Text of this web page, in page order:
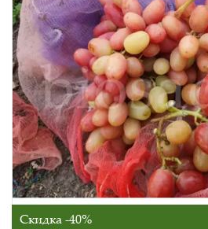
Скидка -40%